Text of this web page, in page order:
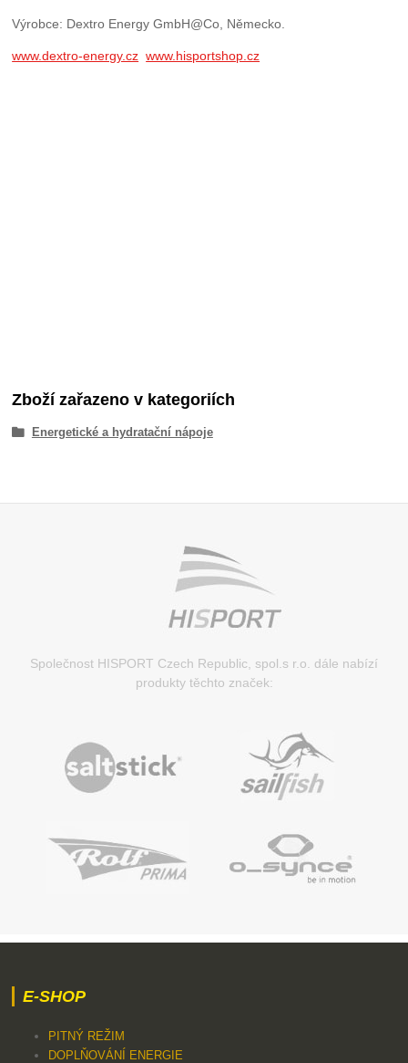
Výrobce: Dextro Energy GmbH@Co, Německo.
www.dextro-energy.cz www.hisportshop.cz
Zboží zařazeno v kategoriích
Energetické a hydratační nápoje
Společnost HISPORT Czech Republic, spol.s r.o. dále nabízí
produkty těchto značek:
E-SHOP
PITNÝ REŽIM
DOPLŇOVÁNÍ ENERGIE